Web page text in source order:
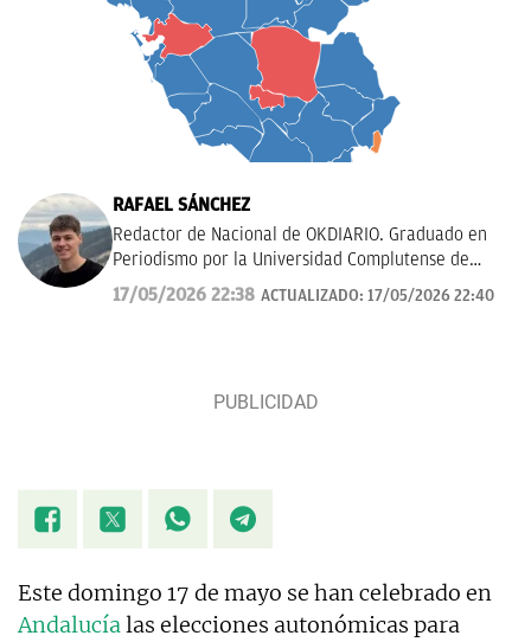
RAFAEL SÁNCHEZ
Redactor de Nacional de OKDIARIO. Graduado en
Periodismo por la Universidad Complutense de
Madrid.rafael.sanchez@okdiario.com
17/05/2026 22:38 ACTUALIZADO: 17/05/2026 22:40
Este domingo 17 de mayo se han celebrado en
Andalucíalas elecciones autonómicas para